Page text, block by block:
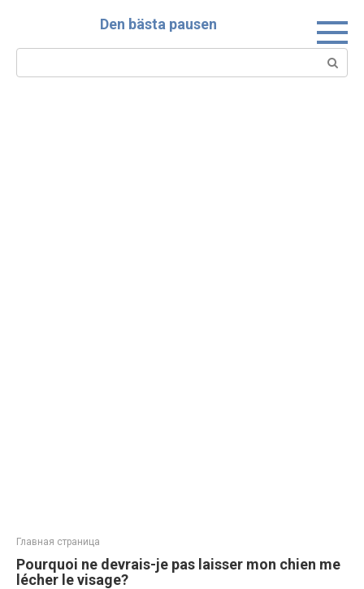
Den bästa pausen
Search:
Главная страница
Pourquoi ne devrais-je pas laisser mon chien me
lécher le visage?